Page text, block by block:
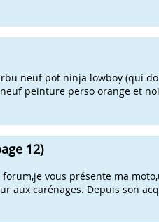
neuf pot ninja lowboy (qui
peinture perso orange et
12)
vous présente ma
aux carénages. Depuis son